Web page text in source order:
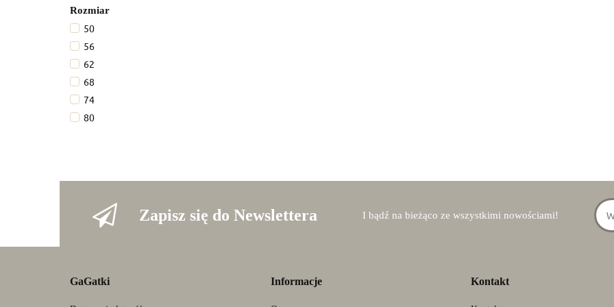
Rozmiar
50
56
62
68
74
80
Zapisz się do Newslettera I bądź na bieżąco ze wszystkimi nowościami!
GaGatki Informacje Kontakt